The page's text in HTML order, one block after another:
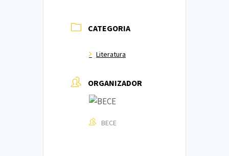
CATEGORIA
Literatura
ORGANIZADOR
BECE